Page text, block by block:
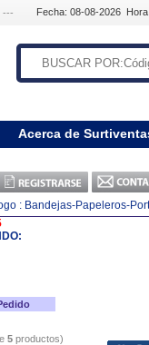
--- Fecha: 08-08-2026
Acerca de
: Bandejas-Papeleros-
5 productos)